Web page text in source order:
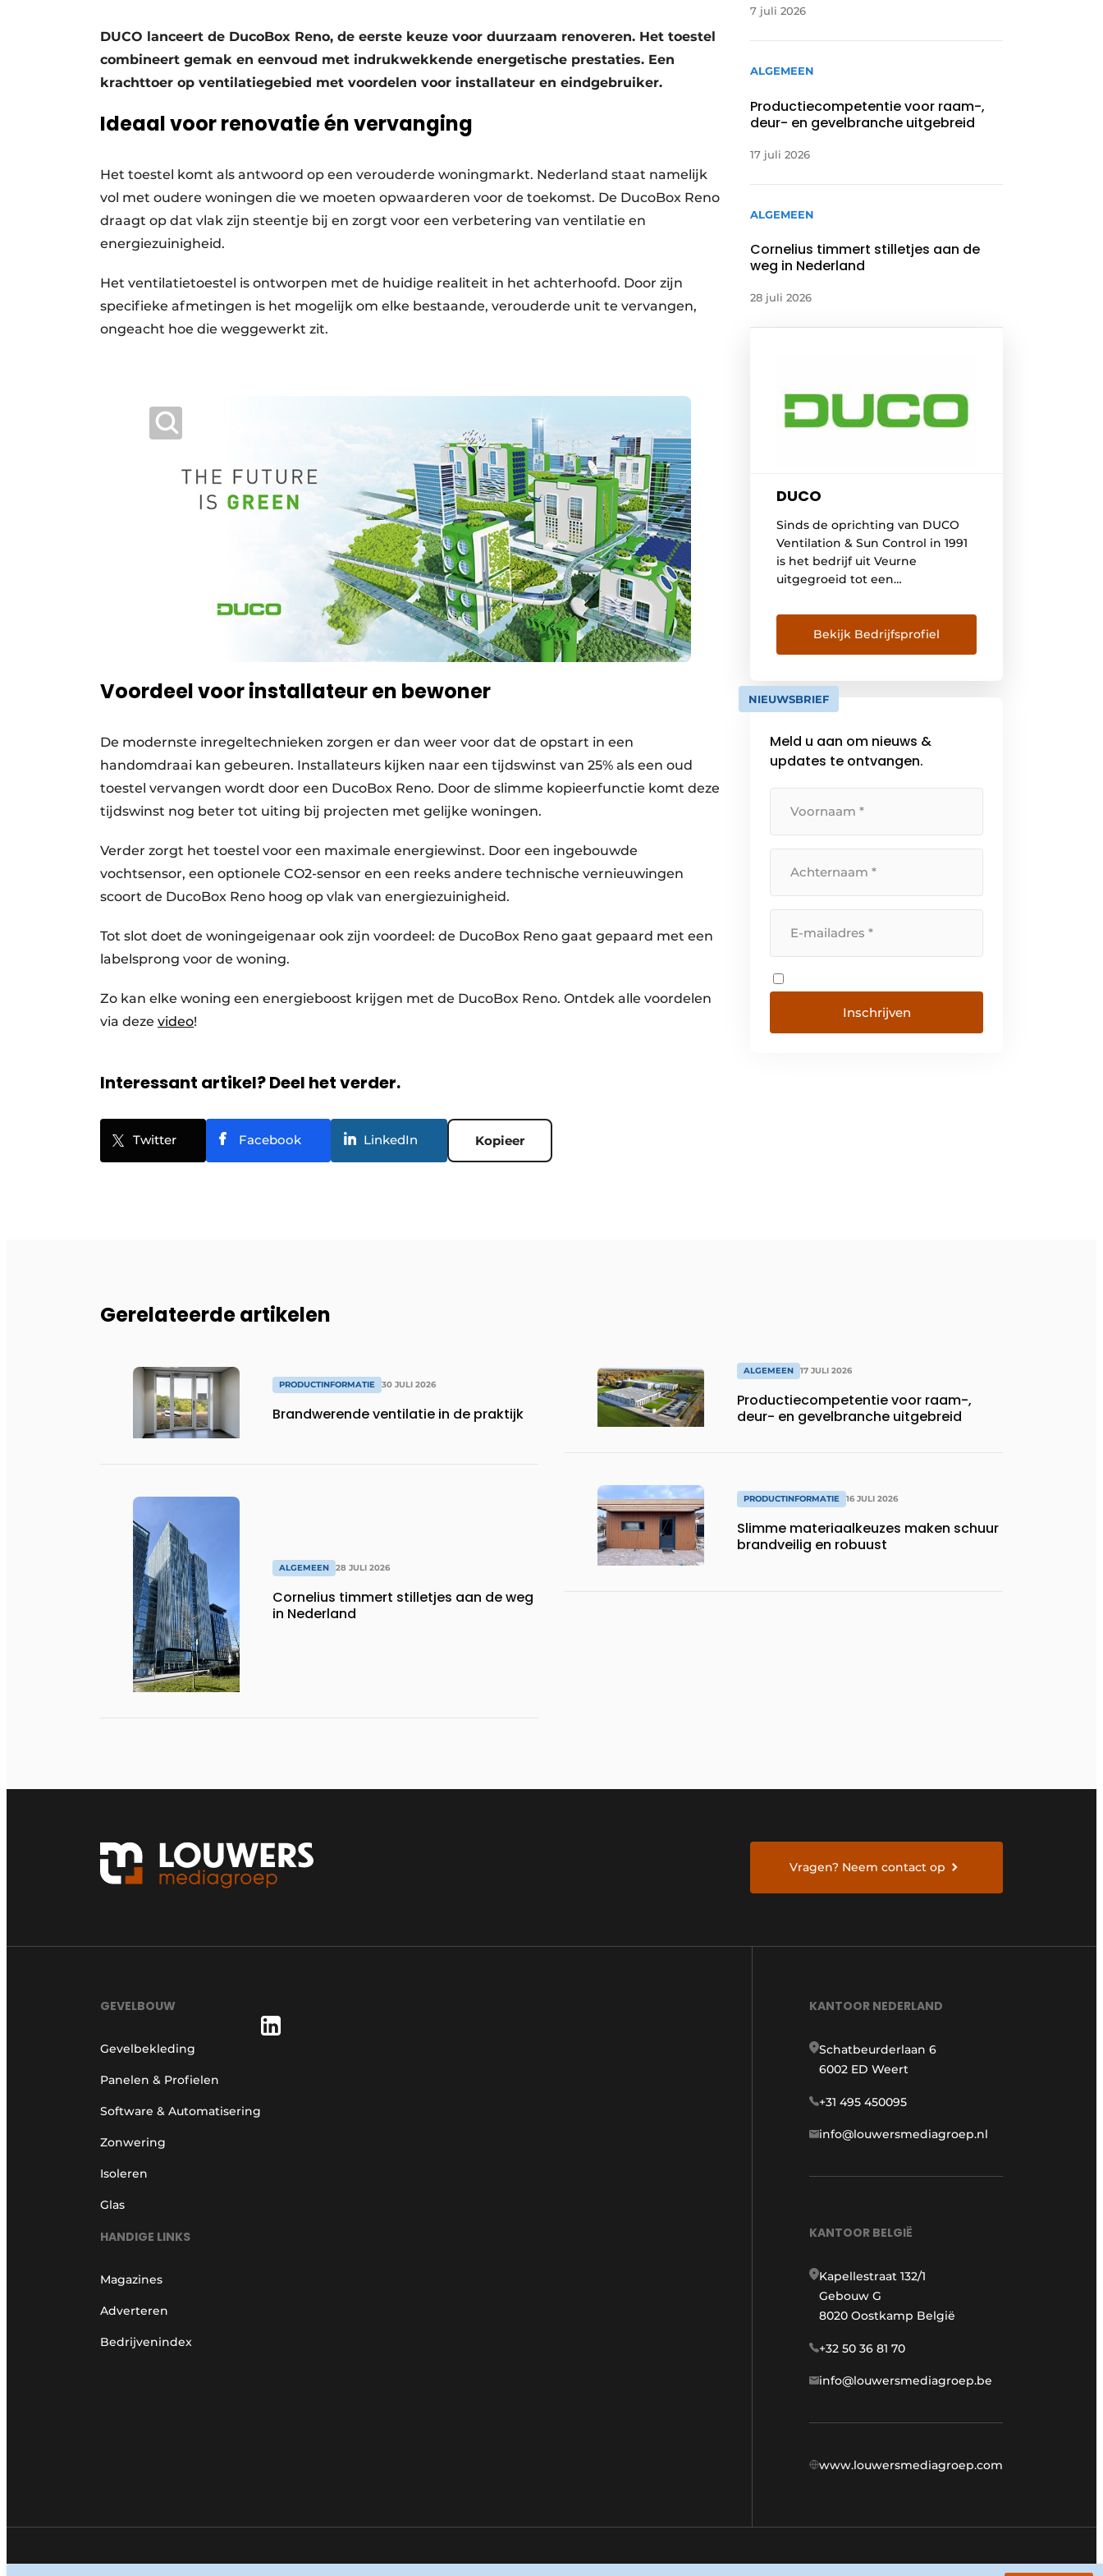
Vacature aanmelden
DUCO lanceert de DucoBox Reno, de eerste keuze voor duurzaam renoveren. Het toestel
combineert gemak en eenvoud met indrukwekkende energetische prestaties. Een
krachttoer op ventilatiegebied met voordelen voor installateur en eindgebruiker.
Ideaal voor renovatie én vervanging
Het toestel komt als antwoord op een verouderde woningmarkt. Nederland staat namelijk
vol met oudere woningen die we moeten opwaarderen voor de toekomst. De DucoBox Reno
draagt op dat vlak zijn steentje bij en zorgt voor een verbetering van ventilatie en
energiezuinigheid.
Het ventilatietoestel is ontworpen met de huidige realiteit in het achterhoofd. Door zijn
specifieke afmetingen is het mogelijk om elke bestaande, verouderde unit te vervangen,
ongeacht hoe die weggewerkt zit.
Voordeel voor installateur en bewoner
De modernste inregeltechnieken zorgen er dan weer voor dat de opstart in een
handomdraai kan gebeuren. Installateurs kijken naar een tijdswinst van 25% als een oud
toestel vervangen wordt door een DucoBox Reno. Door de slimme kopieerfunctie komt deze
tijdswinst nog beter tot uiting bij projecten met gelijke woningen.
Verder zorgt het toestel voor een maximale energiewinst. Door een ingebouwde
vochtsensor, een optionele CO2-sensor en een reeks andere technische vernieuwingen
scoort de DucoBox Reno hoog op vlak van energiezuinigheid.
Tot slot doet de woningeigenaar ook zijn voordeel: de DucoBox Reno gaat gepaard met een
labelsprong voor de woning.
Zo kan elke woning een energieboost krijgen met de DucoBox Reno. Ontdek alle voordelen
via deze video!
Interessant artikel? Deel het verder.
Twitter Facebook LinkedIn Kopieer
7 juli 2026
ALGEMEEN
Productiecompetentie voor raam-,
deur- en gevelbranche uitgebreid
17 juli 2026
ALGEMEEN
Cornelius timmert stilletjes aan de
weg in Nederland
28 juli 2026
DUCO
Sinds de oprichting van DUCO
Ventilation & Sun Control in 1991
is het bedrijf uit Veurne
uitgegroeid tot een
Europese markt van natuurlijke
ventilatie- en
zonweringsystemen. DUCO wil
van een gezond, comfortabel en
energiezuinig binnenklimaat.
beschikbare middelen vormt
sinds jaar en […]
Bekijk Bedrijfsprofiel
NIEUWSBRIEF
Meld u aan om nieuws &
updates te ontvangen.
Inschrijven
Gerelateerde artikelen
PRODUCTINFORMATIE 30 JULI 2026
Brandwerende ventilatie in de praktijk
ALGEMEEN 28 JULI 2026
Cornelius timmert stilletjes aan de weg
in Nederland
ALGEMEEN 17 JULI 2026
Productiecompetentie voor raam-,
deur- en gevelbranche uitgebreid
PRODUCTINFORMATIE 16 JULI 2026
Slimme materiaalkeuzes maken schuur
brandveilig en robuust
Vragen? Neem contact op
GEVELBOUW
Gevelbekleding
Panelen & Profielen
Software & Automatisering
Zonwering
Isoleren
Glas
HANDIGE LINKS
Magazines
Adverteren
Bedrijvenindex
KANTOOR NEDERLAND
Schatbeurderlaan 6
6002 ED Weert
+31 495 450095
info@louwersmediagroep.nl
KANTOOR BELGIË
Kapellestraat 132/1
Gebouw G
8020 Oostkamp België
+32 50 36 81 70
info@louwersmediagroep.be
www.louwersmediagroep.com
© 1987 - 2026 Louwersmediagroep. Algemene voorwaarden Privacy policy